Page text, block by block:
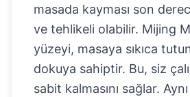
masada kayması son
ve tehlikeli olabilir. Mijing
yüzeyi, masaya sıkıca
dokuya sahiptir. Bu, siz
sabit kalmasını sağlar.